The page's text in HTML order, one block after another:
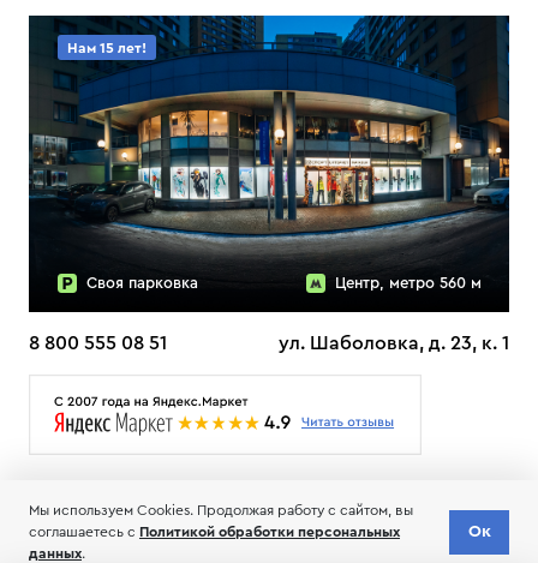
Нам 15 лет!
Своя парковка Центр, метро 560 м
8 800 555 08 51 ул. Шаболовка, д. 23, к. 1
© 2006-2026 Пределанет
Мы используем Cookies. Продолжая работу с сайтом, вы
соглашаетесь с Политикой обработки персональных
данных.
Ок